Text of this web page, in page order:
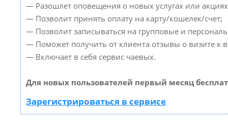
— Разошлет оповещения о новых услугах или
— Позволит принять оплату на карту/кошелек/счет;
— Позволит записываться на групповые и
— Поможет получить от клиента отзывы о визите к
— Включает в себя сервис чаевых.
Для новых пользователей первый месяц
Зарегистрироваться в сервисе